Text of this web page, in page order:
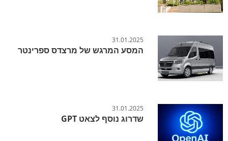
31.01.2025
המסע המרגש של מרצדס ספרינטר
31.01.2025
שדרוג נוסף לצאט GPT